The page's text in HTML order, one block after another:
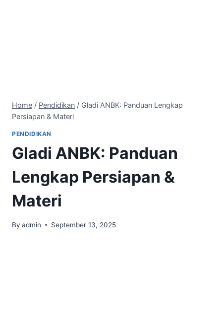
Home / Pendidikan / Gladi ANBK: Panduan Lengkap
Persiapan & Materi
PENDIDIKAN
Gladi ANBK: Panduan
Lengkap Persiapan &
Materi
By admin September 13, 2025